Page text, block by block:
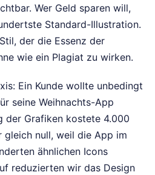
Wer Geld sparen will,
Standard-Illustration.
der die Essenz der
wie ein Plagiat zu wirken.
Ein Kunde wollte unbedingt
seine Weihnachts-App
der Grafiken kostete 4.000
gleich null, weil die App im
ähnlichen Icons
reduzierten wir das Design